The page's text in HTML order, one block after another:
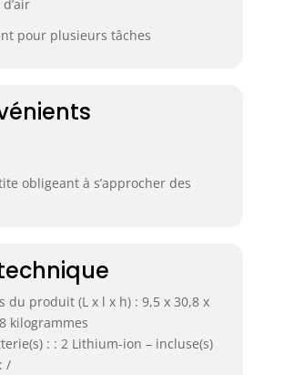
pour plusieurs tâches
obligeant à s’approcher des
du produit (L x l x h) : 9,5 x 30,8 x
kilogrammes
: : 2 Lithium-ion – incluse(s)
/